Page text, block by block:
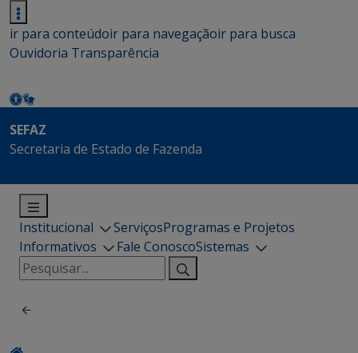
ir para conteúdoir para navegaçãoir para busca
Ouvidoria Transparência
SEFAZ
Secretaria de Estado de Fazenda
Institucional ServiçosProgramas e Projetos
Informativos
Fale ConoscoSistemas
Pesquisar
por: